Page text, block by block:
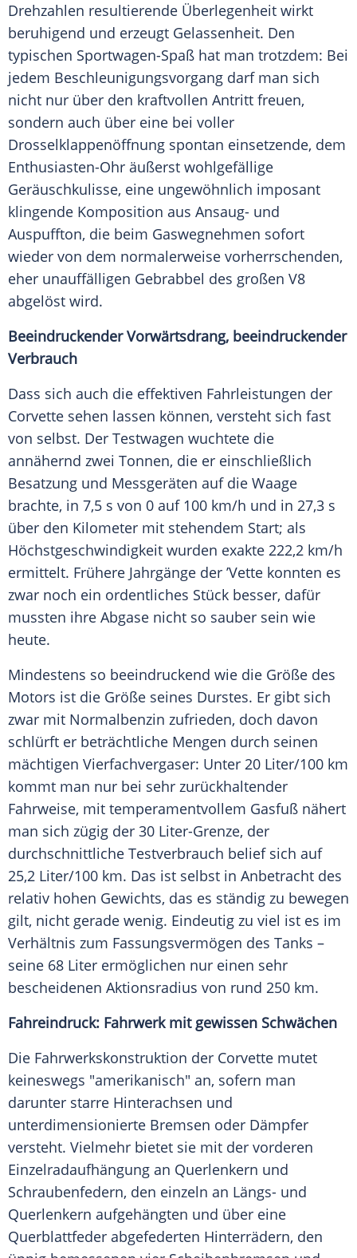
Drehzahlen resultierende Überlegenheit wirkt
beruhigend und erzeugt Gelassenheit. Den
typischen Sportwagen-Spaß hat man trotzdem: Bei
jedem Beschleunigungsvorgang darf man sich
nicht nur über den kraftvollen Antritt freuen,
sondern auch über eine bei voller
Drosselklappenöffnung spontan einsetzende, dem
Enthusiasten-Ohr äußerst wohlgefällige
Geräuschkulisse, eine ungewöhnlich imposant
klingende Komposition aus Ansaug- und
Auspuffton, die beim Gaswegnehmen sofort
wieder von dem normalerweise vorherrschenden,
eher unauffälligen Gebrabbel des großen V8
abgelöst wird.
Beeindruckender Vorwärtsdrang, beeindruckender
Verbrauch
Dass sich auch die effektiven Fahrleistungen der
Corvette sehen lassen können, versteht sich fast
von selbst. Der Testwagen wuchtete die
annähernd zwei Tonnen, die er einschließlich
Besatzung und Messgeräten auf die Waage
brachte, in 7,5 s von 0 auf 100 km/h und in 27,3 s
über den Kilometer mit stehendem Start; als
Höchstgeschwindigkeit wurden exakte 222,2 km/h
ermittelt. Frühere Jahrgänge der ’Vette konnten es
zwar noch ein ordentliches Stück besser, dafür
mussten ihre Abgase nicht so sauber sein wie
heute.
Mindestens so beeindruckend wie die Größe des
Motors ist die Größe seines Durstes. Er gibt sich
zwar mit Normalbenzin zufrieden, doch davon
schlürft er beträchtliche Mengen durch seinen
mächtigen Vierfachvergaser: Unter 20 Liter/100 km
kommt man nur bei sehr zurückhaltender
Fahrweise, mit temperamentvollem Gasfuß nähert
man sich zügig der 30 Liter-Grenze, der
durchschnittliche Testverbrauch belief sich auf
25,2 Liter/100 km. Das ist selbst in Anbetracht des
relativ hohen Gewichts, das es ständig zu bewegen
gilt, nicht gerade wenig. Eindeutig zu viel ist es im
Verhältnis zum Fassungsvermögen des Tanks –
seine 68 Liter ermöglichen nur einen sehr
bescheidenen Aktionsradius von rund 250 km.
Fahreindruck: Fahrwerk mit gewissen Schwächen
Die Fahrwerkskonstruktion der Corvette mutet
keineswegs "amerikanisch" an, sofern man
darunter starre Hinterachsen und
unterdimensionierte Bremsen oder Dämpfer
versteht. Vielmehr bietet sie mit der vorderen
Einzelradaufhängung an Querlenkern und
Schraubenfedern, den einzeln an Längs- und
Querlenkern aufgehängten und über eine
Querblattfeder abgefederten Hinterrädern, den